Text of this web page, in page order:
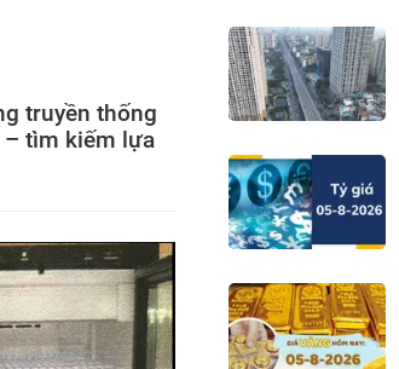
truyền thống
tìm kiếm lựa